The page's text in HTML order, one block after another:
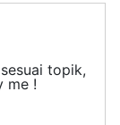
topik,
me !